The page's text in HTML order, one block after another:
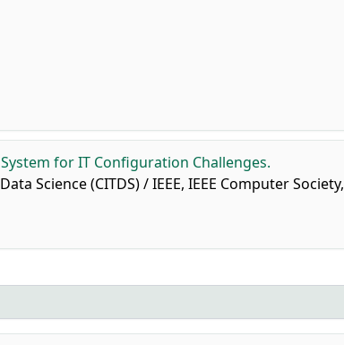
for IT Configuration Challenges.
Science (CITDS) / IEEE, IEEE Computer Society,